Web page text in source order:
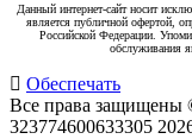
Данный интернет-сайт носит
является публичной офертой,
Российской Федерации.
обслуживания
Обеспечать
Все права
323774600633305